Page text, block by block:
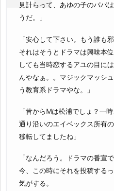
見計らって、あゆの子のパパ
うだ。」
「安心して下さい。もう誰も
それはそうとドラマは興味本
しても当時恋するアユの目に
んやなぁ。。マジックマッシ
う教育系ドラマやな。」
「昔からMは松浦でしょ？一
通り沿いのエイベックス所有
移転してましたね️」
「なんだろう。ドラマの番宣
今、この時にそれを投稿する
気がする。